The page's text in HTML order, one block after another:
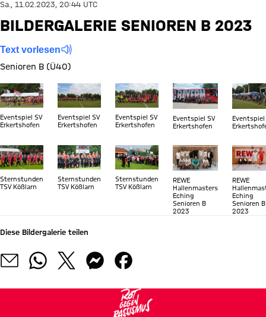
Sa., 11.02.2023, 20:44 UTC
BILDERGALERIE SENIOREN B 2023
Text vorlesen
Senioren B (Ü40)
Zeige in voller Größe
Eventspiel SV
Erkertshofen
Zeige in voller Größe
Eventspiel SV
Erkertshofen
Zeige in voller Größe
Eventspiel SV
Erkertshofen
Zeige in voller Größe
Eventspiel SV
Erkertshofen
Zeige
Eventspiel
Zeige in voller Größe
Sternstunden
TSV Kößlarn
Zeige in voller Größe
Sternstunden
TSV Kößlarn
Zeige in voller Größe
Sternstunden
TSV Kößlarn
Zeige in voller Größe
REWE
Hallenmasters
Eching
Senioren B
2023
Zeige
REWE
Eching
Senioren B
2023
Diese Bildergalerie teilen